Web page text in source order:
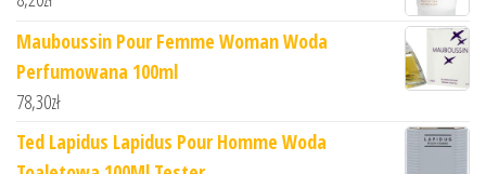
Mauboussin Pour Femme Woman Woda
Perfumowana 100ml
78,30zł
Ted Lapidus Lapidus Pour Homme Woda